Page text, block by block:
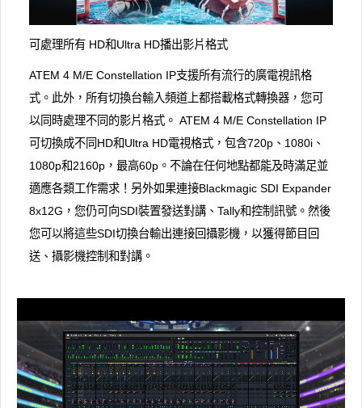
可處理所有 HD和Ultra HD播出影片格式
ATEM 4 M/E Con​​stellation IP支援所有流行的廣電視訊格
式。此外，所有切換台輸入頻道上都搭載格式轉換器，您可
以同時處理不同的影片格式。 ATEM 4 M/E Con​​stellation IP
可切換成不同HD和Ultra HD電視格式，包含720p、1080i、
1080p和2160p，最高60p。不論在任何地點都能及時滿足並
適應各類工作需求！另外如果連接Blackmagic SDI Expander
8x12G，您仍可向SDI裝置發送對講、Tally和控制訊號。然後
您可以將這些SDI切換台輸出連接回攝影機，以獲得節目回
送、攝影機控制和對講。